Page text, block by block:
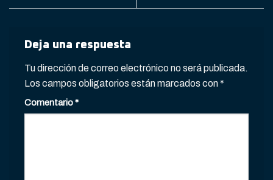
Deja una respuesta
Tu dirección de correo electrónico no será publicada.
Los campos obligatorios están marcados con*
Comentario*